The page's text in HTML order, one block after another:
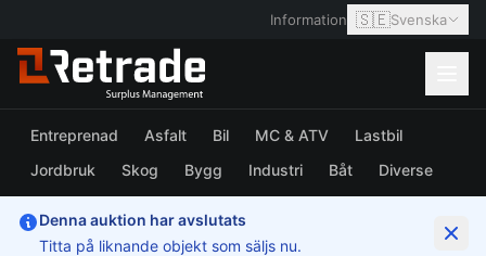
Information 🇸🇪Svenska
Entreprenad Asfalt Bil MC & ATV
Lastbil
Jordbruk
Skog Bygg Industri Båt Diverse
Denna auktion har avslutats
Titta på liknande objekt som säljs nu.